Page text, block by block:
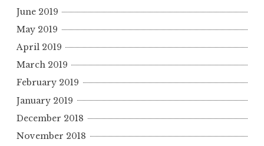
June 2019
May 2019
April 2019
March 2019
February 2019
January 2019
December 2018
November 2018